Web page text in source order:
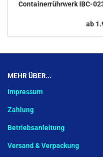
Containerrührwerk IBC-
ab
MEHR ÜBER...
Impressum
Zahlung
Betriebsanleitung
Versand & Verpackung